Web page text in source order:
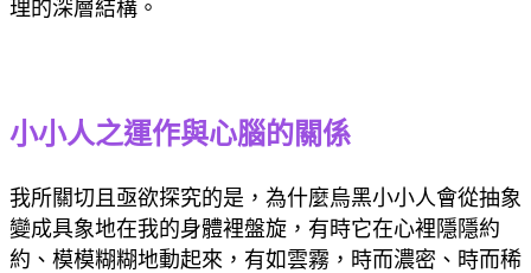
理的深層結構。
小小人之運作與心腦的關係
我所關切且亟欲探究的是，為什麼烏黑小小人會從抽象
變成具象地在我的身體裡盤旋，有時它在心裡隱隱約
約、模模糊糊地動起來，有如雲霧，時而濃密、時而稀